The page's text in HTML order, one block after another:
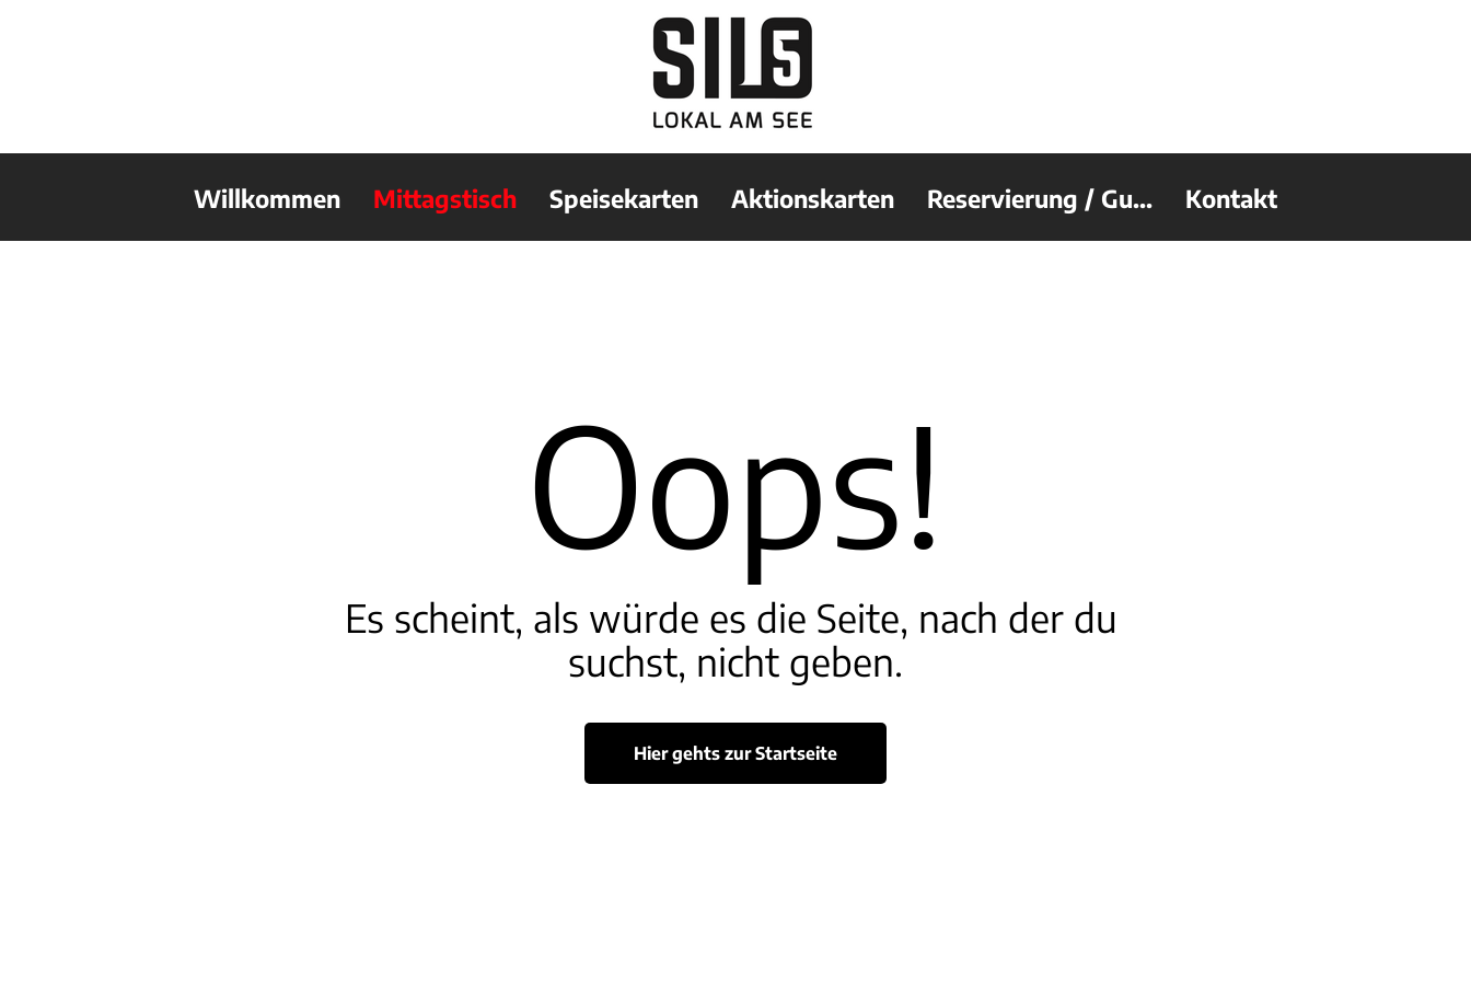
Willkommen Mittagstisch Speisekarten Aktionskarten Reservierung / Gu... Kontakt
Oops!
Es scheint, als würde es die Seite, nach der du
suchst, nicht geben.
Hier gehts zur Startseite